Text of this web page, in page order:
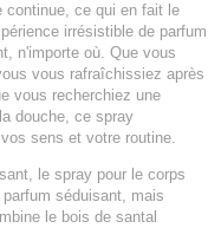
continue, ce qui en fait le
irrésistible de parfum
n'importe où. Que vous
vous rafraîchissiez après
vous recherchiez une
douche, ce spray
sens et votre routine.
le spray pour le corps
séduisant, mais
le bois de santal